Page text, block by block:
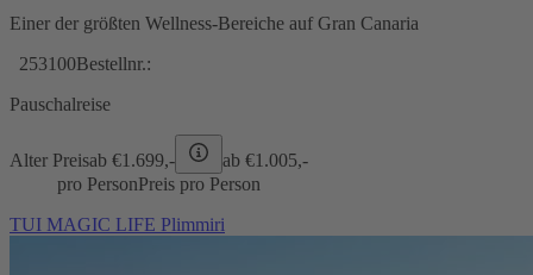
Einer der größten Wellness-Bereiche auf Gran Canaria
253100Bestellnr.:
Pauschalreise
Alter Preisab €1.699,- ab €1.005,-
pro PersonPreis pro Person
TUI MAGIC LIFE Plimmiri